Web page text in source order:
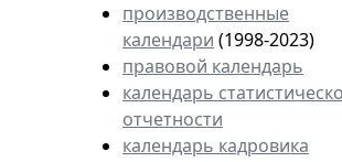
производственные
календари (1998-2023)
правовой календарь
календарь
отчетности
календарь кадровика